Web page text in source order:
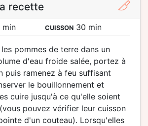
recette
min CUISSON 30 min
pommes de terre dans un
d'eau froide salée, portez à
puis ramenez à feu suffisant
le bouillonnement et
cuire jusqu'à ce qu'elle soient
pouvez vérifier leur cuisson
d'un couteau). Lorsqu'elles